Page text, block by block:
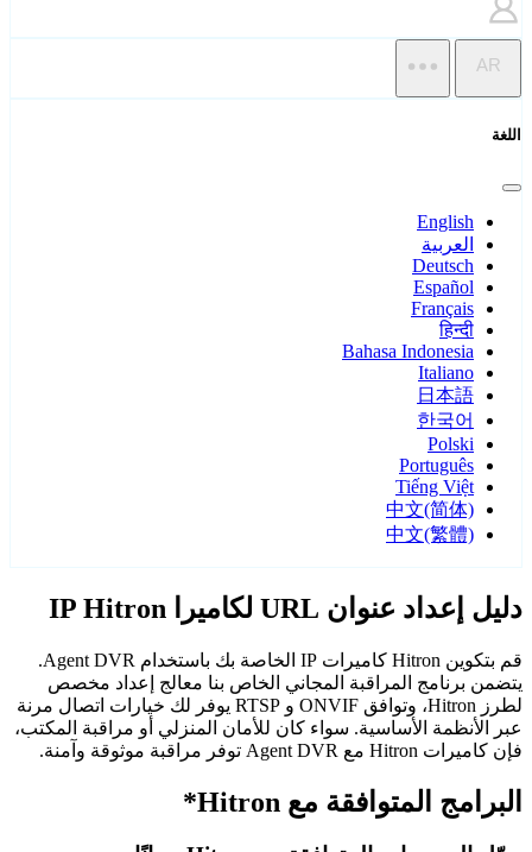
AR
اللغة
English
العربية
Deutsch
Español
Français
हिन्दी
Bahasa Indonesia
Italiano
日本語
한국어
Polski
Português
Tiếng Việt
中文(简体)
中文(繁體)
دليل إعداد عنوان URL لكاميرا IP Hitron
قم بتكوين Hitron كاميرات IP الخاصة بك باستخدام Agent DVR.
يتضمن برنامج المراقبة المجاني الخاص بنا معالج إعداد مخصص
لطرز Hitron، وتوافق ONVIF و RTSP يوفر لك خيارات اتصال مرنة
عبر الأنظمة الأساسية. سواء كان للأمان المنزلي أو مراقبة المكتب،
فإن كاميرات Hitron مع Agent DVR توفر مراقبة موثوقة وآمنة.
البرامج المتوافقة مع Hitron*